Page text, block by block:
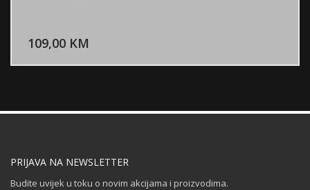
109,00 KM
PRIJAVA NA NEWSLETTER
Budite uvijek u toku o novim akcijama i proizvodima.